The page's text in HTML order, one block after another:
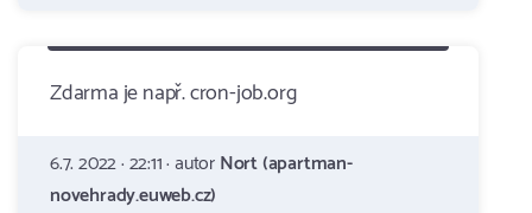
Zdarma je např. cron-job.org
6.7. 2022 · 22:11 · autorNort (apartman-
novehrady.euweb.cz)